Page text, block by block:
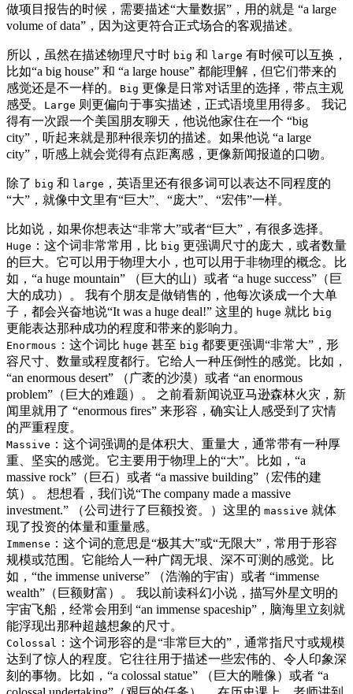
做项目报告的时候，需要描述“大量数据”，用的就是 “a large
volume of data”，因为这更符合正式场合的客观描述。
所以，虽然在描述物理尺寸时 big 和 large 有时候可以互换，
比如“a big house” 和 “a large house” 都能理解，但它们带来的
感觉还是不一样的。
Big 更像是日常对话里的选择，带点主观
感受。
Large 则更偏向于事实描述，正式语境里用得多。 我记
得有一次跟一个美国朋友聊天，他说他家住在一个 “big
city”，听起来就是那种很亲切的描述。如果他说 “a large
city”，听感上就会觉得有点距离感，更像新闻报道的口吻。
除了 big 和 large ，英语里还有很多词可以表达不同程度的
“大”，就像中文里有“巨大”、“庞大”、“宏伟”一样。
比如说，如果你想表达“非常大”或者“巨大”，有很多选择。
Huge ：这个词非常常用，比 big 更强调尺寸的庞大，或者数量
的巨大。它可以用于物理大小，也可以用于非物理的概念。比
如，“a huge mountain” （巨大的山）或者 “a huge success”（巨
大的成功）。 我有个朋友是做销售的，他每次谈成一个大单
子，都会兴奋地说“It was a huge deal!” 这里的 huge 就比 big
更能表达那种成功的程度和带来的影响力。
Enormous ：这个词比 huge 甚至 big 都要更强调“非常大”，形
容尺寸、数量或程度都行。它给人一种压倒性的感觉。比如，
“an enormous desert” （广袤的沙漠）或者 “an enormous
problem”（巨大的难题）。 之前看新闻说亚马逊森林火灾，新
闻里就用了 “enormous fires” 来形容，确实让人感受到了灾情
的严重程度。
Massive ：这个词强调的是体积大、重量大，通常带有一种厚
重、坚实的感觉。它主要用于物理上的“大”。比如，“a
massive rock”（巨石）或者 “a massive building”（宏伟的建
筑）。 想想看，我们说“The company made a massive
investment.” （公司进行了巨额投资。）这里的 massive 就体
现了投资的体量和重量感。
Immense ：这个词的意思是“极其大”或“无限大”，常用于形容
规模或范围。它能给人一种广阔无垠、深不可测的感觉。比
如，“the immense universe” （浩瀚的宇宙）或者 “immense
wealth”（巨额财富）。 我以前读科幻小说，描写外星文明的
宇宙飞船，经常会用到 “an immense spaceship”，脑海里立刻就
能浮现出那种超越想象的尺寸。
Colossal
：这个词形容的是“非常巨大的”，通常指尺寸或规模
达到了惊人的程度。它往往用于描述一些宏伟的、令人印象深
刻的事物。比如，“a colossal statue” （巨大的雕像）或者 “a